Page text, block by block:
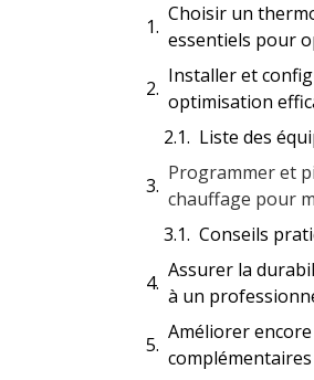
Choisir un
essentiels pour
Installer et
optimisation
Liste des
Programmer et
chauffage pour
Conseils
Assurer la
à un
Améliorer
complémentaires